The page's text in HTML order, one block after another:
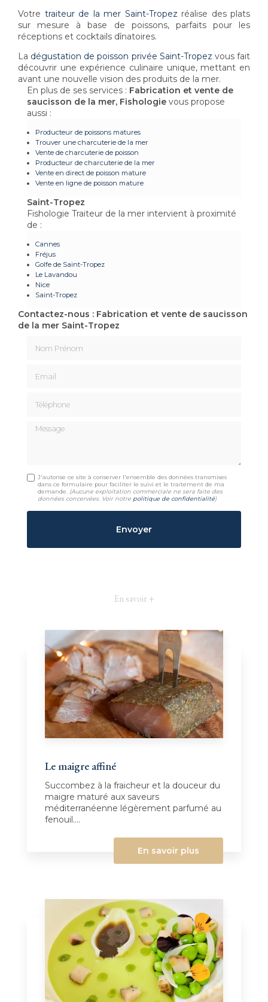
Votre traiteur de la mer Saint-Tropez réalise des plats
sur mesure à base de poissons, parfaits pour les
réceptions et cocktails dînatoires.
La dégustation de poisson privée Saint-Tropez vous fait
découvrir une expérience culinaire unique, mettant en
avant une nouvelle vision des produits de la mer.
En plus de ses services : Fabrication et vente de
saucisson de la mer, Fishologie vous propose
aussi :
Producteur de poissons matures
Trouver une charcuterie de la mer
Vente de charcuterie de poisson
Producteur de charcuterie de la mer
Vente en direct de poisson mature
Vente en ligne de poisson mature
Saint-Tropez
Fishologie Traiteur de la mer intervient à proximité
de :
Cannes
Fréjus
Golfe de Saint-Tropez
Le Lavandou
Nice
Saint-Tropez
Contactez-nous : Fabrication et vente de saucisson
de la mer Saint-Tropez
Message
J'autorise ce site à conserver l'ensemble des données transmises
dans ce formulaire pour faciliter le suivi et le traitement de ma
demande. (Aucune exploitation commerciale ne sera faite des
données concervées. Voir notre politique de confidentialité)
En savoir +
Le maigre affiné
Succombez à la fraicheur et la douceur du
maigre maturé aux saveurs
méditerranéenne légèrement parfumé au
fenouil....
En savoir plus